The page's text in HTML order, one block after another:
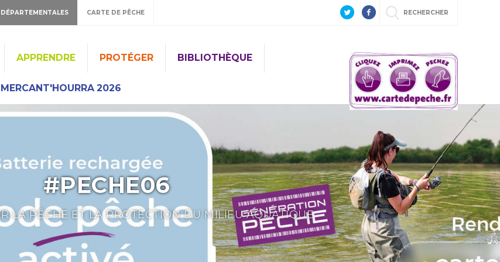
CARTE DE PÊCHE RECHERCHER
APPRENDRE PROTÉGER BIBLIOTHÈQUE
MERCANT'HOURRA 2026
#PECHE06
LA PÊCHE ET LA PROTECTION DU MILIEU AQUATIQUE